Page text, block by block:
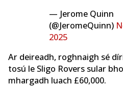
— Jerome Quinn
(@JeromeQuinn)
2025
Ar deireadh, roghnaigh sé
tosú le Sligo Rovers sular
mhargadh luach £60,000.